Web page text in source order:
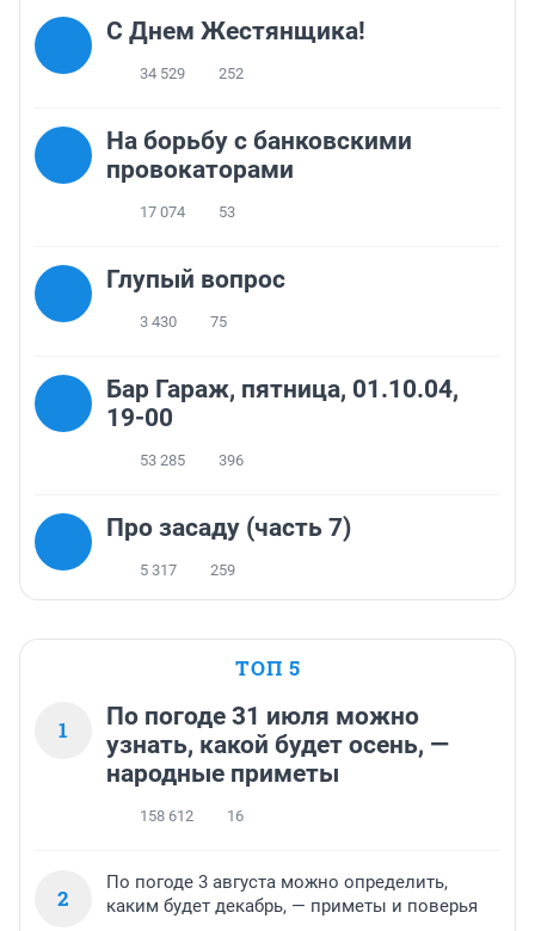
С Днем Жестянщика!
34 529 252
На борьбу с банковскими
провокаторами
17 074 53
Глупый вопрос
3 430 75
Бар Гараж, пятница, 01.10.04,
19-00
53 285 396
Про засаду (часть 7)
5 317 259
ТОП 5
1
По погоде 31 июля можно
узнать, какой будет осень, —
народные приметы
158 612 16
2
По погоде 3 августа можно определить,
каким будет декабрь, — приметы и поверья